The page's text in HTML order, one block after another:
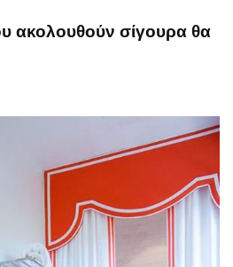
ακολουθούν σίγουρα θα